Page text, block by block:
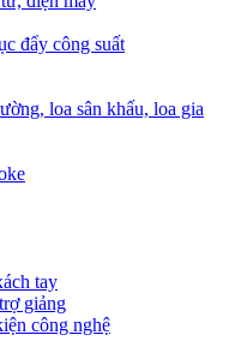
đẩy công suất
loa sân khấu, loa gia
tay
giảng
công nghệ